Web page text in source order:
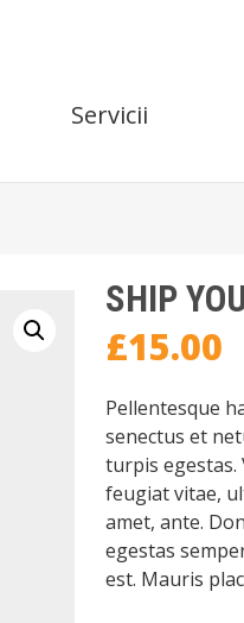
Servicii
SHIP
£15.00
Pellentesque
senectus et
turpis
feugiat vitae,
amet, ante.
egestas
est. Mauris